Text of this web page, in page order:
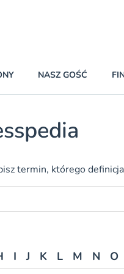
E-COMMERCE
NASZ GOŚĆ
termin, którego
I J K L M N O